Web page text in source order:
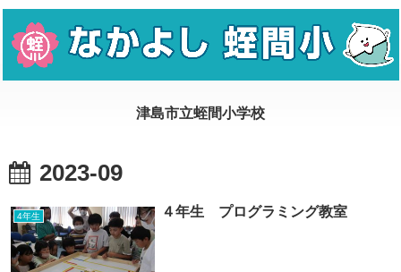
2023-09
4年生 ４年生 プログラミング教室